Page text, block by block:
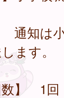
小学校
ます。
数】 1回